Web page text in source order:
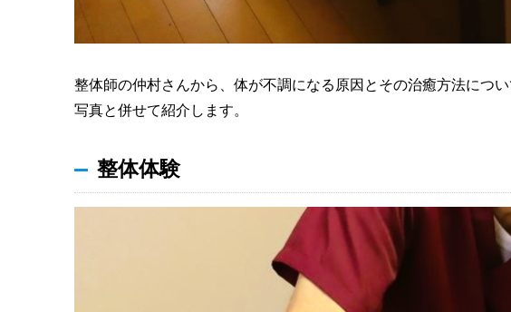
整体師の仲村さんから、体が不調になる原因とその治癒方法につ
写真と併せて紹介します。
整体体験